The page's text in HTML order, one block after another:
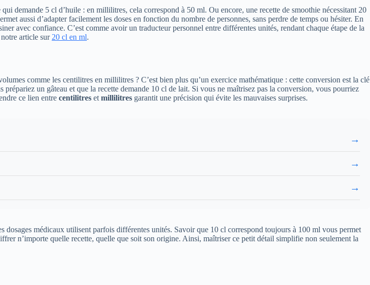
demande 5 cl d’huile : en millilitres, cela correspond à 50 ml. Ou encore, une recette de smoothie nécessitant 20
aussi d’adapter facilement les doses en fonction du nombre de personnes, sans perdre de temps ou hésiter. En
avec confiance. C’est comme avoir un traducteur personnel entre différentes unités, rendant chaque étape de la
article sur 20 cl en ml.
comme les centilitres en millilitres ? C’est bien plus qu’un exercice mathématique : cette conversion est la clé
un gâteau et que la recette demande 10 cl de lait. Si vous ne maîtrisez pas la conversion, vous pourriez
ce lien entre centilitres et millilitres garantit une précision qui évite les mauvaises surprises.
→
→
→
médicaux utilisent parfois différentes unités. Savoir que 10 cl correspond toujours à 100 ml vous permet
n’importe quelle recette, quelle que soit son origine. Ainsi, maîtriser ce petit détail simplifie non seulement la